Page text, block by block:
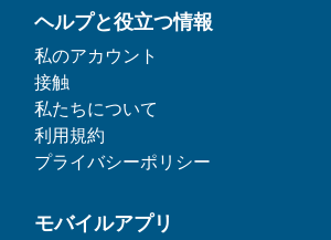
ヘルプと役立つ情報
私のアカウント
接触
私たちについて
利用規約
プライバシーポリシー
モバイルアプリ